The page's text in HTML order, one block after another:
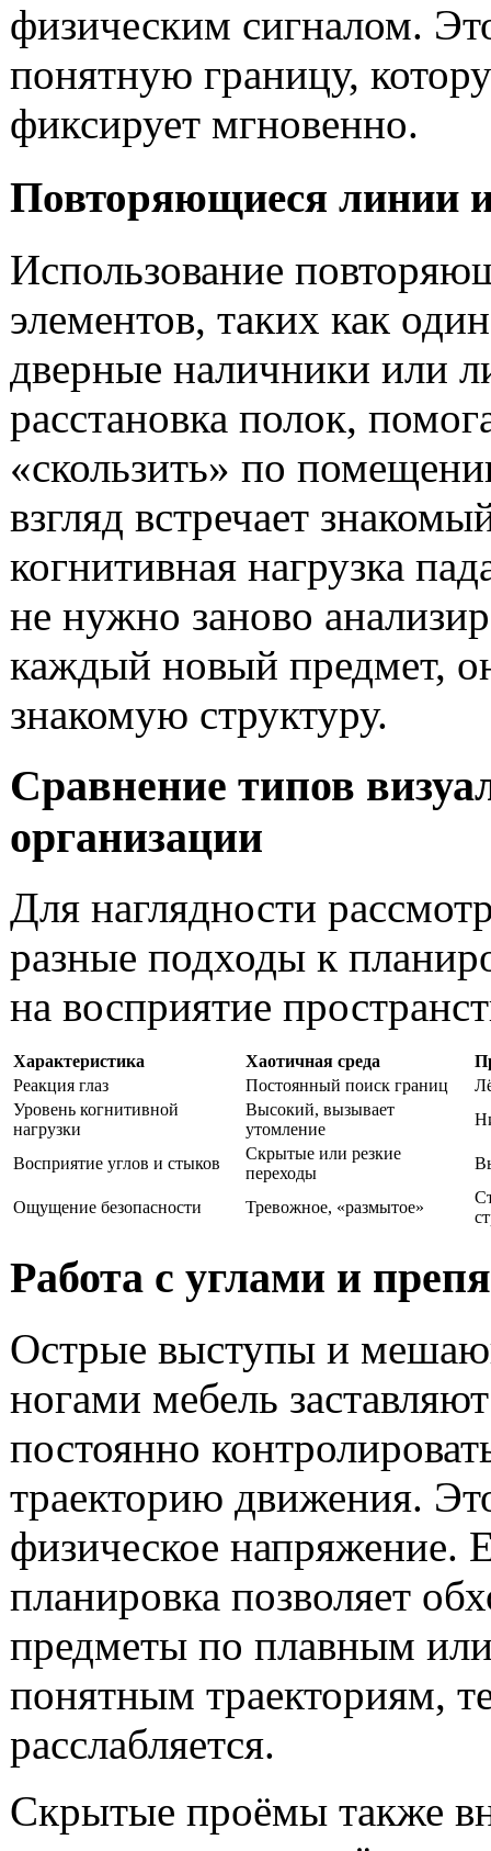
физическим сигналом.
понятную границу,
фиксирует мгновенно.
Повторяющиеся линии
Использование
элементов, таких как
дверные наличники или
расстановка полок,
«скользить» по
взгляд встречает
когнитивная нагрузка
не нужно заново
каждый новый предмет,
знакомую структуру.
Сравнение типов
организации
Для наглядности
разные подходы к
на восприятие
Характеристика Хаотичная среда
Реакция глаз
Постоянный поиск границ
Уровень когнитивной
нагрузки
Высокий, вызывает
утомление
Восприятие углов и стыков
Скрытые или резкие
переходы
Ощущение безопасности Тревожное, «размытое»
Работа с углами и
Острые выступы и
ногами мебель
постоянно
траекторию движения.
физическое напряжение.
планировка позволяет
предметы по плавным или
понятным траекториям,
расслабляется.
Скрытые проёмы также